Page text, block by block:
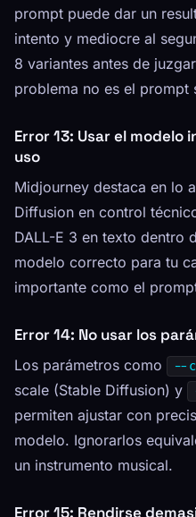
prompt puede dar un
intento y mediocre al
8 variantes antes de
problema no es el prompt
Error 13: Usar el
uso
Midjourney destaca en lo
Diffusion en control
DALL-E 3 en texto dentro
modelo correcto para tu
importante como el
Error 14: No usar los
Los parámetros como --
scale (Stable Diffusion) y
permiten ajustar con
modelo. Ignorarlos
un instrumento musical.
Error 15: Rendirse